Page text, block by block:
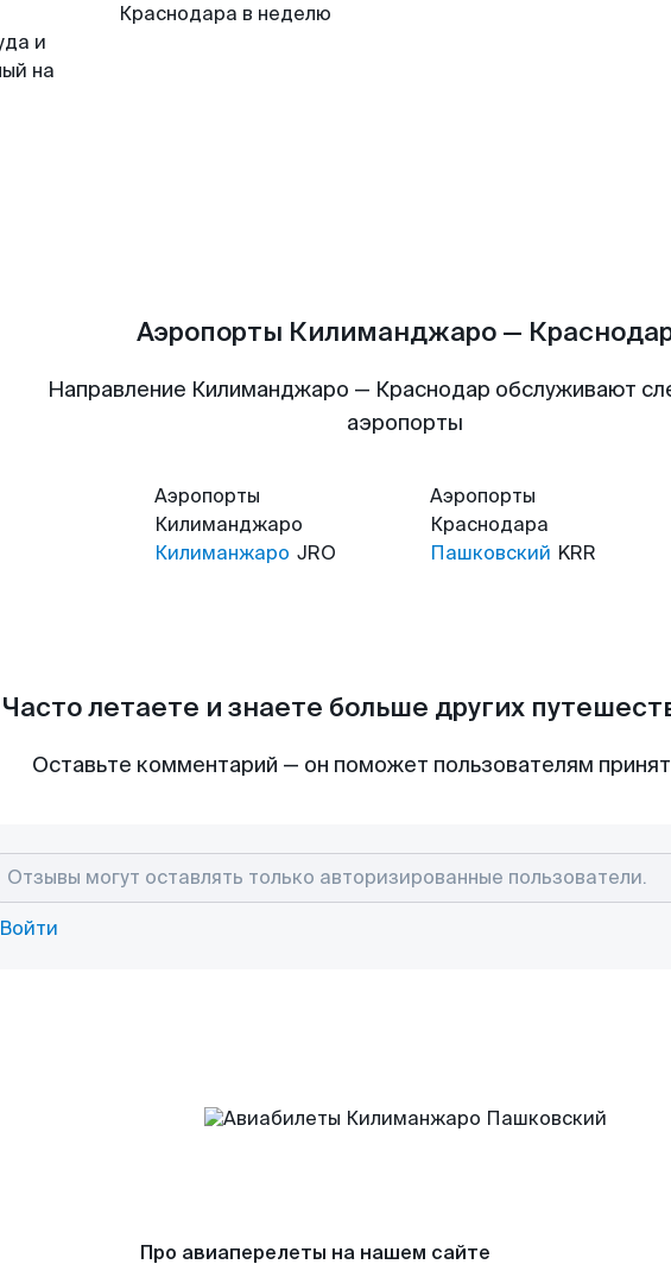
и
на
Краснодара в неделю
Аэропорты Килиманджаро —
Направление Килиманджаро — Краснодар обслуживают
аэропорты
Аэропорты
Килиманджаро
Килиманжаро JRO
Аэропорты
Краснодара
Пашковский KRR
Часто летаете и знаете больше других
Оставьте комментарий — он поможет пользователям
Войти
Про авиаперелеты на нашем сайте